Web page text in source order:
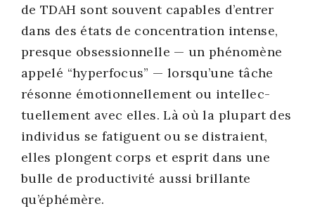
de TDAH sont sou­vent capables d’entrer
dans des états de concen­tra­tion intense,
presque obses­sion­nelle — un phé­no­mène
appe­lé “hyper­fo­cus” — lorsqu’une tâche
résonne émo­tion­nel­le­ment ou intel­lec­
tuel­le­ment avec elles. Là où la plu­part des
indi­vi­dus se fatiguent ou se dis­traient,
elles plongent corps et esprit dans une
bulle de pro­duc­ti­vi­té aus­si brillante
qu’éphémère.